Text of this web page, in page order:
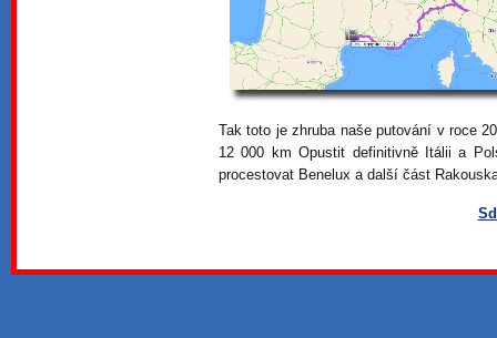
Tak toto je zhruba naše putování v roce
12 000 km Opustit definitivně Itálii a
procestovat Benelux a další část